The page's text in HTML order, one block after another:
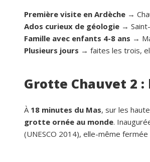
Première visite en Ardèche →
Ados curieux de géologie →
Famille avec enfants 4-8 ans →
Plusieurs jours → faites les trois,
Grotte Chauvet 2
À 18 minutes du Mas, sur les
grotte ornée au monde.
(UNESCO 2014), elle-même